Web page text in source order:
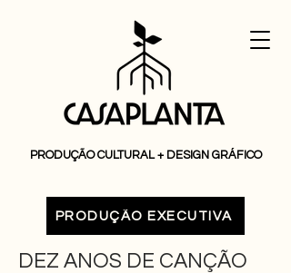
PRODUÇÃO CULTURAL + DESIGN GRÁFICO
PRODUÇÃO EXECUTIVA
DEZ ANOS DE CANÇÃO